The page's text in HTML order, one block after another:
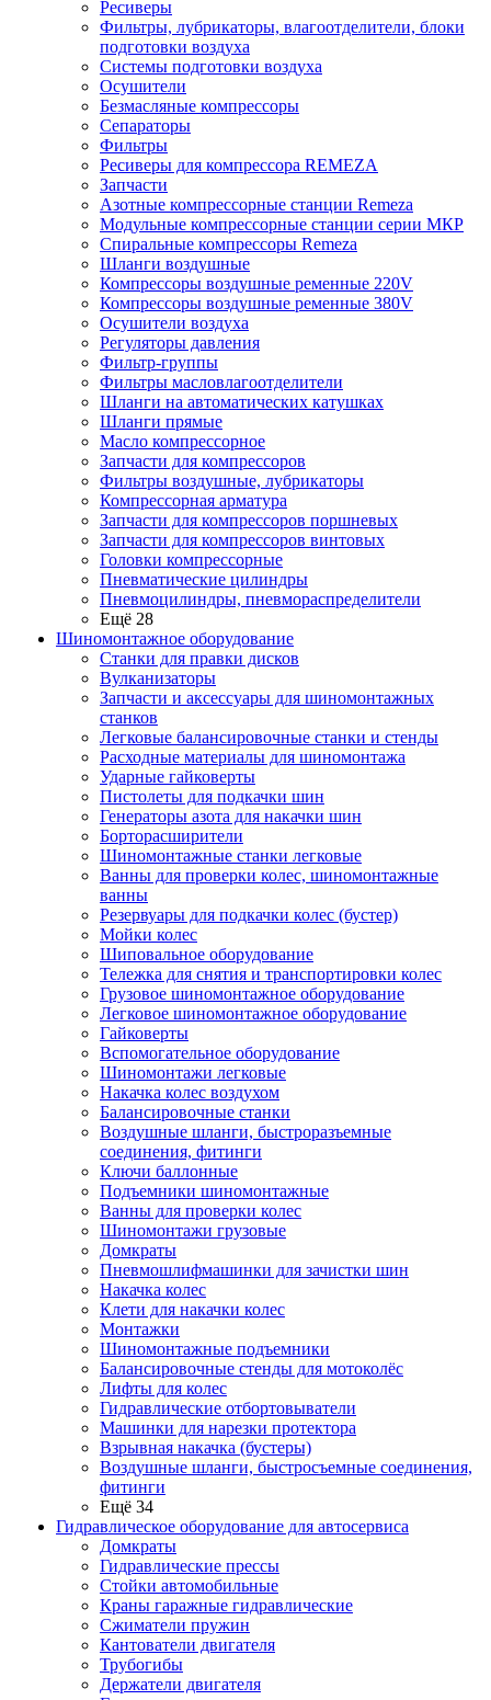
Ресиверы
Фильтры, лубрикаторы, влагоотделители, блоки
подготовки воздуха
Системы подготовки воздуха
Осушители
Безмасляные компрессоры
Сепараторы
Фильтры
Ресиверы для компрессора REMEZA
Запчасти
Азотные компрессорные станции Remeza
Модульные компрессорные станции серии МКР
Спиральные компрессоры Remeza
Шланги воздушные
Компрессоры воздушные ременные 220V
Компрессоры воздушные ременные 380V
Осушители воздуха
Регуляторы давления
Фильтр-группы
Фильтры масловлагоотделители
Шланги на автоматических катушках
Шланги прямые
Масло компрессорное
Запчасти для компрессоров
Фильтры воздушные, лубрикаторы
Компрессорная арматура
Запчасти для компрессоров поршневых
Запчасти для компрессоров винтовых
Головки компрессорные
Пневматические цилиндры
Пневмоцилиндры, пневмораспределители
Ещё 28
Шиномонтажное оборудование
Станки для правки дисков
Вулканизаторы
Запчасти и аксессуары для шиномонтажных
станков
Легковые балансировочные станки и стенды
Расходные материалы для шиномонтажа
Ударные гайковерты
Пистолеты для подкачки шин
Генераторы азота для накачки шин
Борторасширители
Шиномонтажные станки легковые
Ванны для проверки колес, шиномонтажные
ванны
Резервуары для подкачки колес (бустер)
Мойки колес
Шиповальное оборудование
Тележка для снятия и транспортировки колес
Грузовое шиномонтажное оборудование
Легковое шиномонтажное оборудование
Гайковерты
Вспомогательное оборудование
Шиномонтажи легковые
Накачка колес воздухом
Балансировочные станки
Воздушные шланги, быстроразъемные
соединения, фитинги
Ключи баллонные
Подъемники шиномонтажные
Ванны для проверки колес
Шиномонтажи грузовые
Домкраты
Пневмошлифмашинки для зачистки шин
Накачка колес
Клети для накачки колес
Монтажки
Шиномонтажные подъемники
Балансировочные стенды для мотоколёс
Лифты для колес
Гидравлические отбортовыватели
Машинки для нарезки протектора
Взрывная накачка (бустеры)
Воздушные шланги, быстросъемные соединения,
фитинги
Ещё 34
Гидравлическое оборудование для автосервиса
Домкраты
Гидравлические прессы
Стойки автомобильные
Краны гаражные гидравлические
Сжиматели пружин
Кантователи двигателя
Трубогибы
Держатели двигателя